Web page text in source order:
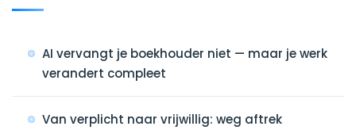
AI vervangt je boekhouder niet — maar je werk
verandert compleet
Van verplicht naar vrijwillig: weg aftrek